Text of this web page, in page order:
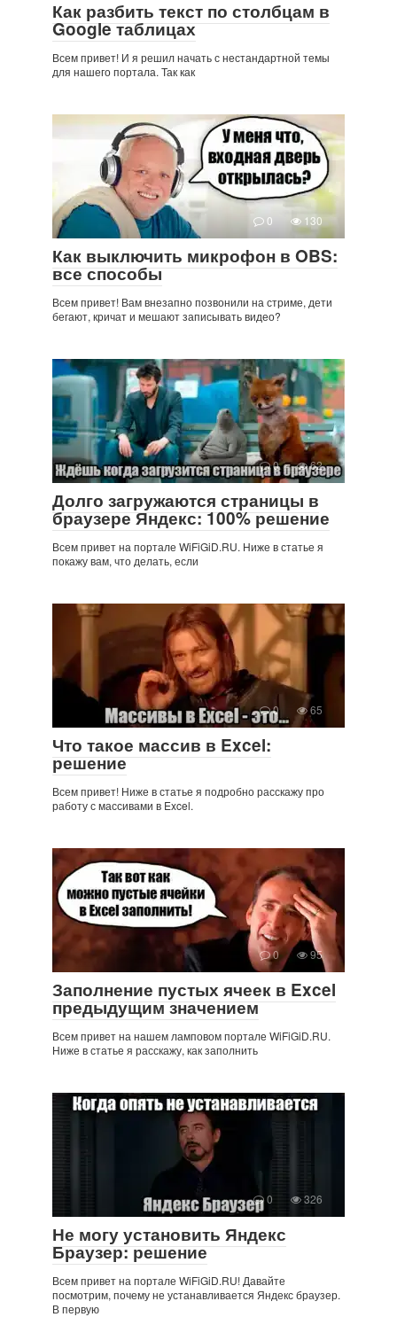
Как разбить текст по столбцам в
Google таблицах
Всем привет! И я решил начать с нестандартной темы
для нашего портала. Так как
0 130
Как выключить микрофон в OBS:
все способы
Всем привет! Вам внезапно позвонили на стриме, дети
бегают, кричат и мешают записывать видео?
0 62
Долго загружаются страницы в
браузере Яндекс: 100% решение
Всем привет на портале WiFiGiD.RU. Ниже в статье я
покажу вам, что делать, если
0 65
Что такое массив в Excel:
решение
Всем привет! Ниже в статье я подробно расскажу про
работу с массивами в Excel.
0 95
Заполнение пустых ячеек в Excel
предыдущим значением
Всем привет на нашем ламповом портале WiFiGiD.RU.
Ниже в статье я расскажу, как заполнить
0 326
Не могу установить Яндекс
Браузер: решение
Всем привет на портале WiFiGiD.RU! Давайте
посмотрим, почему не устанавливается Яндекс браузер.
В первую